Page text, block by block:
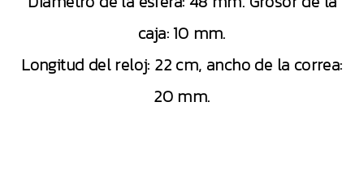
caja: 10 mm.
Longitud del reloj: 22 cm, ancho de la correa:
20 mm.